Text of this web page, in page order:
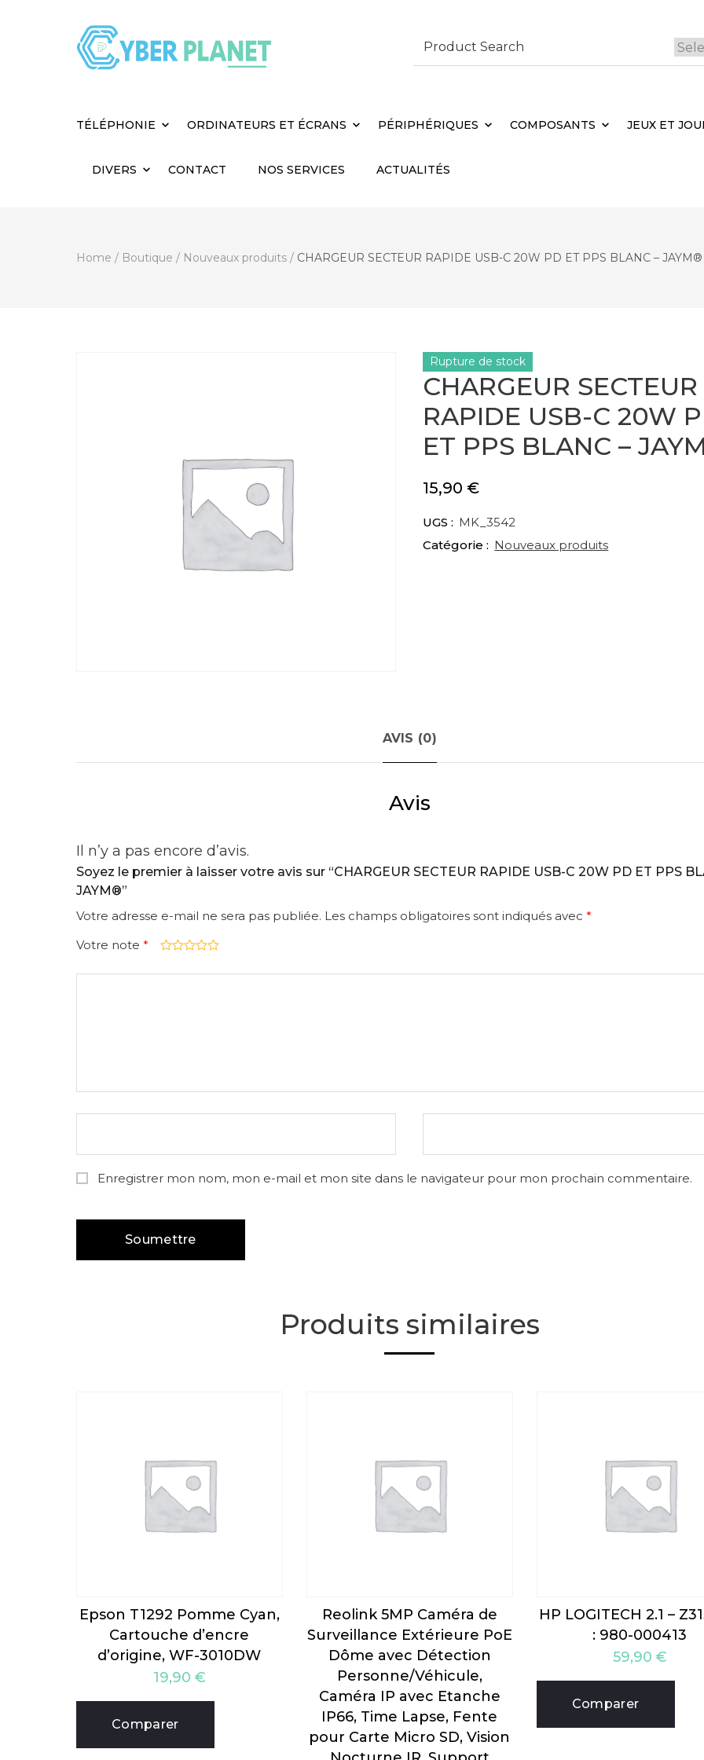
Search
for:
TÉLÉPHONIE ORDINATEURS ET ÉCRANS PÉRIPHÉRIQUES COMPOSANTS JEUX ET
DIVERS CONTACT NOS SERVICES ACTUALITÉS
Home / Boutique / Nouveaux produits / CHARGEUR SECTEUR RAPIDE USB-C 20W PD ET PPS BLANC – JAYM®
CHARGEUR SECTEUR
RAPIDE USB-C 20W
ET PPS BLANC –
15,90 €
Rupture de stock
UGS : MK_3542
Catégorie : Nouveaux produits
AVIS (0)
Avis
Il n’y a pas encore d’avis.
Soyez le premier à laisser votre avis sur “CHARGEUR SECTEUR RAPIDE USB-C 20W PD ET PPS
JAYM®”
Votre adresse e-mail ne sera pas publiée. Les champs obligatoires sont indiqués avec *
Votre note *
Enregistrer mon nom, mon e-mail et mon site dans le navigateur pour mon prochain commentaire.
Produits similaires
Epson T1292 Pomme Cyan,
Cartouche d’encre
d’origine, WF-3010DW
19,90 €
Comparer
Reolink 5MP Caméra de
Surveillance Extérieure PoE
Dôme avec Détection
Personne/Véhicule,
Caméra IP avec Etanche
IP66, Time Lapse, Fente
pour Carte Micro SD, Vision
HP LOGITECH 2.1 –
: 980-000413
59,90 €
Comparer